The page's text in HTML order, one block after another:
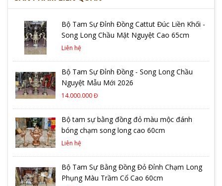
Bộ Tam Sự Đỉnh Đồng Cattut Đúc Liền Khối -
Song Long Chầu Mặt Nguyệt Cao 65cm
Liên hệ
Bộ Tam Sự Đỉnh Đồng - Song Long Chầu
Nguyệt Mẫu Mới 2026
14.000.000 Đ
Bộ tam sự bằng đồng đỏ màu mộc đánh
bóng chạm song long cao 60cm
Liên hệ
Bộ Tam Sự Bằng Đồng Đỏ Đỉnh Chạm Long
Phụng Màu Trầm Cổ Cao 60cm